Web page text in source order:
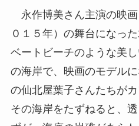
永作博美さん主演の映画
０１５年）の舞台になっ
ベートビーチのような美
の海岸で、映画のモデルに
の仙北屋葉子さんたちがカ
その海岸をたずねると、